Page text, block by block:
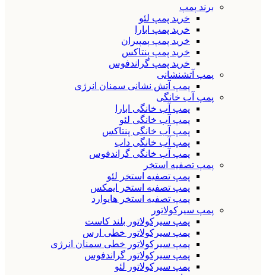
برند پمپ
خرید پمپ لئو
خرید پمپ ابارا
خرید پمپ پمپیران
خرید پمپ پنتاکس
خرید پمپ گراندفوس
پمپ آتشنشانی
پمپ آتش نشانی سمنان انرژی
پمپ آب خانگی
پمپ آب خانگی ابارا
پمپ آب خانگی لئو
پمپ آب خانگی پنتاکس
پمپ آب خانگی داب
پمپ آب خانگی گراندفوس
پمپ تصفیه استخر
پمپ تصفیه استخر لئو
پمپ تصفیه استخر ایمکس
پمپ تصفیه استخر هایوارد
پمپ سیرکولاتور
پمپ سیرکولاتور بلند کاست
پمپ سیرکولاتور خطی ارس
پمپ سیرکولاتور خطی سمنان انرژی
پمپ سیرکولاتور گراندفوس
پمپ سیرکولاتور لئو